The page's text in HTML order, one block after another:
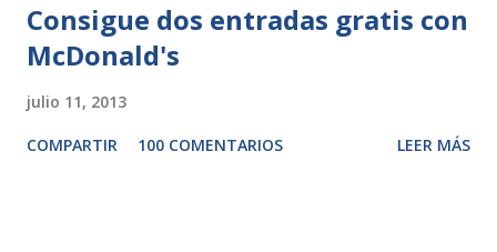
Consigue dos entradas gratis con
McDonald's
julio 11, 2013
COMPARTIR 100 COMENTARIOS LEER MÁS